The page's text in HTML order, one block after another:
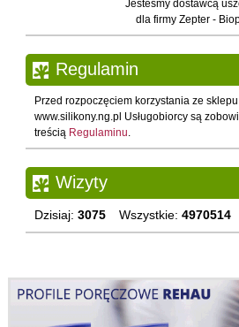
Jesteśmy dostawcą
dla firmy Zepter -
Regulamin
Przed rozpoczęciem korzystania ze
www.silikony.ng.pl Usługobiorcy są
treścią Regulaminu.
Wizyty
Dzisiaj: 3075 Wszystkie: 4970514